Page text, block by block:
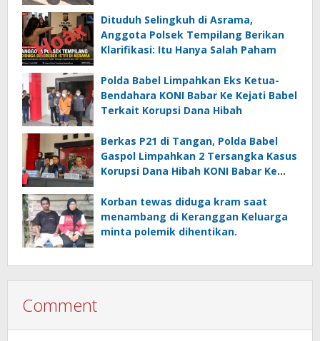
Dituduh Selingkuh di Asrama,
Anggota Polsek Tempilang Berikan
Klarifikasi: Itu Hanya Salah Paham
Polda Babel Limpahkan Eks Ketua-
Bendahara KONI Babar Ke Kejati Babel
Terkait Korupsi Dana Hibah
Berkas P21 di Tangan, Polda Babel
Gaspol Limpahkan 2 Tersangka Kasus
Korupsi Dana Hibah KONI Babar Ke
Korban tewas diduga kram saat
menambang di Keranggan Keluarga
minta polemik dihentikan.
Comment